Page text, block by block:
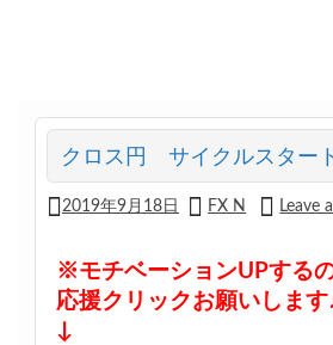
クロス円 サイクルスター
2019年9月18日 FX N Leave
※モチベーションUPする
応援クリックお願いします
↓